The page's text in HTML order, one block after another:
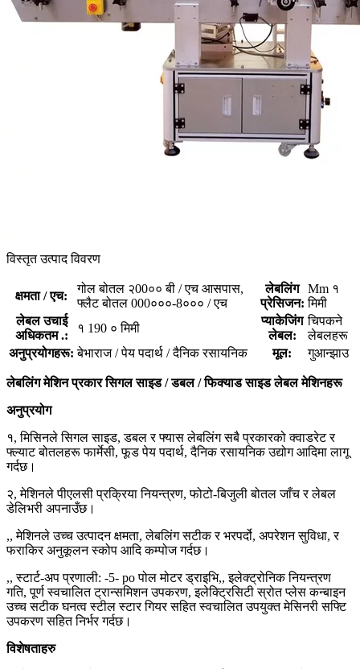
विस्तृत उत्पाद विवरण
क्षमता / एच:
गोल बोतल २00०० बी / एच आसपास,
फ्लैट बोतल 000०००-8००० / एच
लेबलिंग
प्रेसिजन:
Mm १
मिमी
लेबल उचाई
अधिकतम .:
१ 190 ० मिमी
प्याकेजिंग
लेबल:
चिपकने
लेबलहरू
अनुप्रयोगहरू: बेभाराज / पेय पदार्थ / दैनिक रसायनिक मूल: गुआन्झाउ
लेबलिंग मेशिन प्रकार सिगल साइड / डबल / फिक्याड साइड लेबल मेशिनहरू
अनुप्रयोग
१, मिसिनले सिगल साइड, डबल र फ्यास लेबलिंग सबै प्रकारको क्वाडरेट र
फ्ल्याट बोतलहरू फार्मेसी, फूड पेय पदार्थ, दैनिक रसायनिक उद्योग आदिमा लागू
गर्दछ।
२, मेशिनले पीएलसी प्रक्रिया नियन्त्रण, फोटो-बिजुली बोतल जाँच र लेबल
डेलिभरी अपनाउँछ।
,, मेशिनले उच्च उत्पादन क्षमता, लेबलिंग सटीक र भरपर्दो, अपरेशन सुविधा, र
फराकिर अनुकूलन स्कोप आदि कम्पोज गर्दछ।
,, स्टार्ट-अप प्रणाली: -5- po पोल मोटर ड्राइभि,, इलेक्ट्रोनिक नियन्त्रण
गति, पूर्ण स्वचालित ट्रान्समिशन उपकरण, इलेक्ट्रिसिटी स्रोत प्लेस कन्बाइन
उच्च सटीक घनत्व स्टील स्टार गियर सहित स्वचालित उपयुक्त मेसिनरी सफ्टि
उपकरण सहित निर्भर गर्दछ।
विशेषताहरु